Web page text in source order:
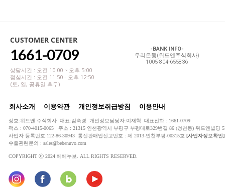
CUSTOMER CENTER
1661-0709
상담시간 : 오전 10:00 ~ 오후 5:00
점심시간 : 오전 11:50 - 오후 12:50
(토, 일, 공휴일 휴무)
-BANK INFO-
우리은행(위드앤주식회사)
1005-804-655836
회사소개 이용약관 개인정보취급방침 이용안내
상호:위드앤 주식회사 대표:김숙경 개인정보담당자:이재혁 대표전화 : 1661-0709
팩스 : 070-4015-0065 주소 : 21315 인천광역시 부평구 부평대로329번길 86 (청천동) 위드앤빌딩
사업자 등록번호:122-86-30943 통신판매업신고번호 : 제 2013-인천부평-00315호 [사업자정보확인]
수출관련문의 : sales@bebenuvo.com
COPYRIGHT ⓒ 2024 베베누보. ALL RIGHTS RESERVED.